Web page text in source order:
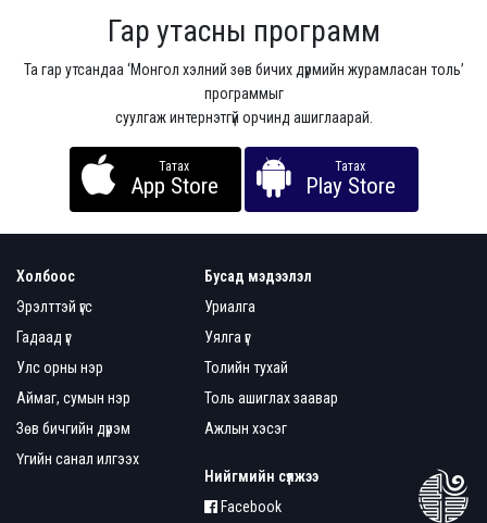
Гар утасны программ
Та гар утсандаа ‘Монгол хэлний зөв бичих дүрмийн журамласан толь’
программыг
суулгаж интернэтгүй орчинд ашиглаарай.
Татах
App Store
Татах
Play Store
Холбоос
Эрэлттэй үгс
Гадаад үг
Улс орны нэр
Аймаг, сумын нэр
Зөв бичгийн дүрэм
Үгийн санал илгээх
Бусад мэдээлэл
Уриалга
Уялга үг
Толийн тухай
Толь ашиглах заавар
Ажлын хэсэг
Нийгмийн сүлжээ
Facebook